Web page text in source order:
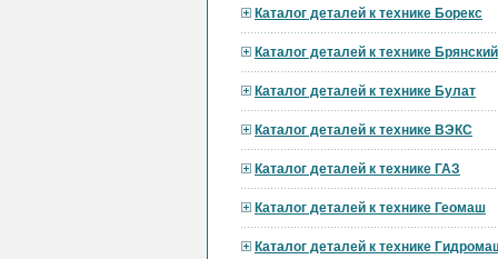
Каталог деталей к технике Борекс
Каталог деталей к технике
Каталог деталей к технике Булат
Каталог деталей к технике ВЭКС
Каталог деталей к технике ГАЗ
Каталог деталей к технике Геомаш
Каталог деталей к технике